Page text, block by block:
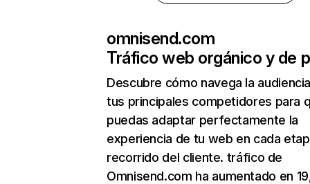
omnisend.com
Tráfico web orgánico y de
Descubre cómo navega la
tus principales competidores para
puedas adaptar perfectamente la
experiencia de tu web en cada
recorrido del cliente. tráfico de
Omnisend.com ha aumentado en